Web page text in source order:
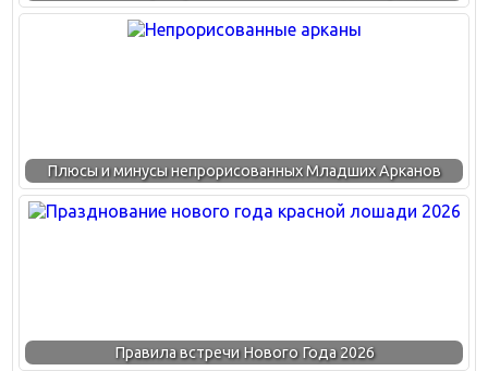
Плюсы и минусы непрорисованных Младших Арканов
Правила встречи Нового Года 2026